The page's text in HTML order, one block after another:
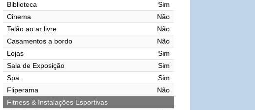
Biblioteca
Sim
Cinema
Não
Telão ao ar livre
Não
Casamentos a bordo
Não
Lojas
Sim
Sala de Exposição
Sim
Spa
Sim
Fliperama
Não
Fitness & Instalações Esportivas